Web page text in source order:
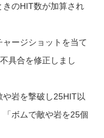
きのHIT数が加算され
ャージショットを当て
具合を修正しまし
や岩を撃破し25HIT以
「ボムで敵や岩を25個